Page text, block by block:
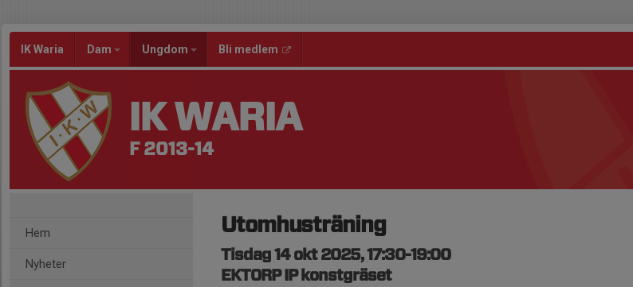
IK Waria Dam Ungdom Bli medlem
IK WARIA
F 2013-14
Hem
Nyheter
Utomhusträning
Tisdag 14 okt 2025, 17:30-19:00
EKTORP IP konstgräset